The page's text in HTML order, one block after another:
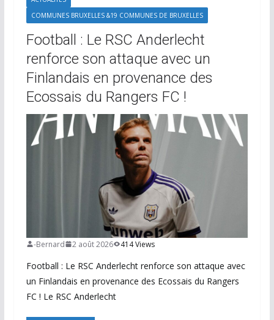
COMMUNES BRUXELLES &19 COMMUNES DE BRUXELLES
Football : Le RSC Anderlecht
renforce son attaque avec un
Finlandais en provenance des
Ecossais du Rangers FC !
-Bernard 2 août 2026 414 Views
Football : Le RSC Anderlecht renforce son attaque avec
un Finlandais en provenance des Ecossais du Rangers
FC ! Le RSC Anderlecht